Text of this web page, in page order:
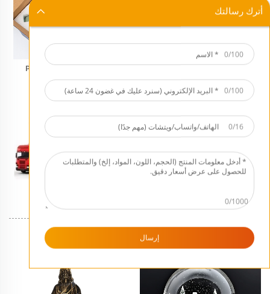
المنتجات ذات الصلة
أترك رسالتك
0/100
0/100
0/16
0/1000
إرسال